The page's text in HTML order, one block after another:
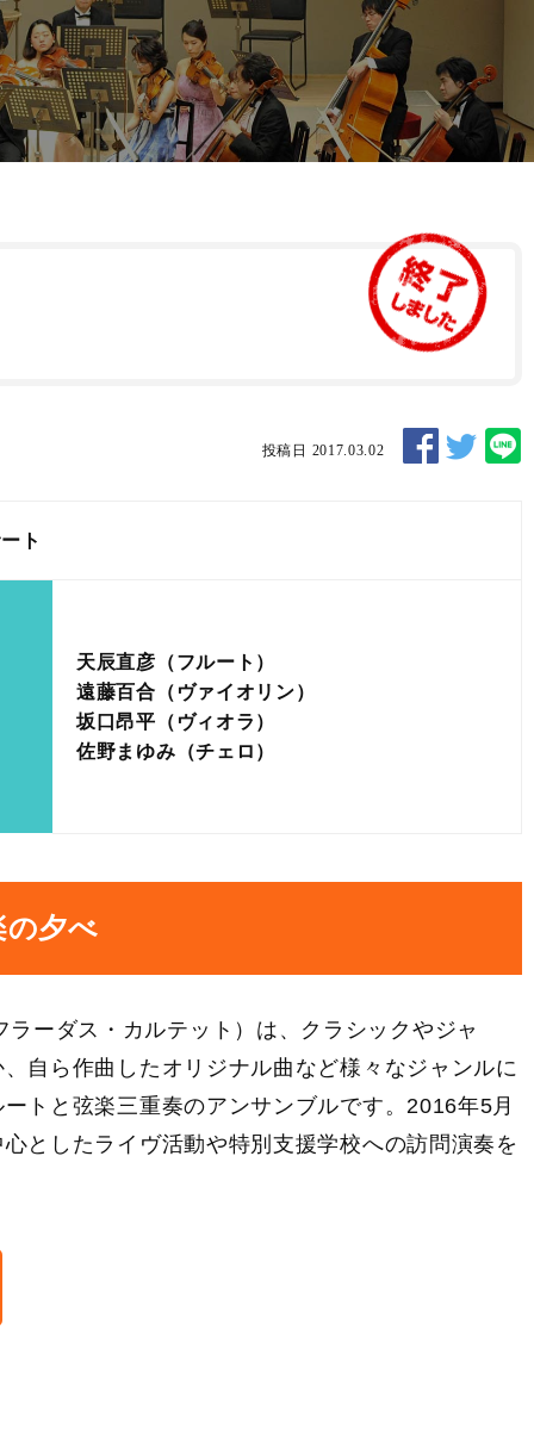
投稿日 2017.03.02
ト
天辰直彦（フルート）
遠藤百合（ヴァイオリン）
坂口昂平（ヴィオラ）
佐野まゆみ（チェロ）
の夕べ
ーダス・カルテット）は、クラシックやジャ
自ら作曲したオリジナル曲など様々なジャンルに
トと弦楽三重奏のアンサンブルです。2016年5月
としたライヴ活動や特別支援学校への訪問演奏を